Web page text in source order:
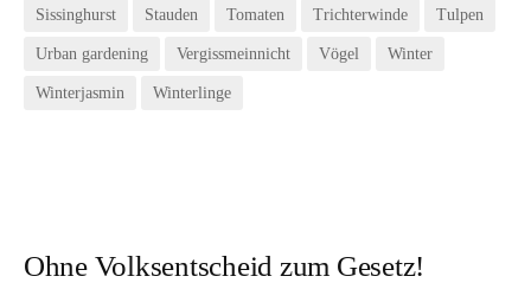
Sissinghurst Stauden Tomaten Trichterwinde Tulpen
Urban gardening Vergissmeinnicht Vögel Winter
Winterjasmin Winterlinge
Ohne Volksentscheid zum Gesetz!